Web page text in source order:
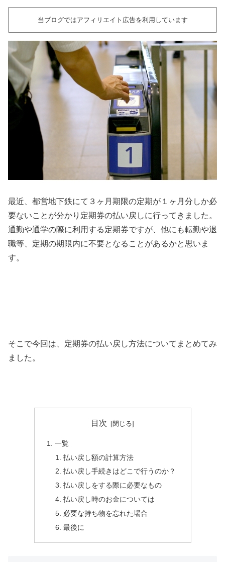
当ブログではアフィリエイト広告を利用しています
最近、都営地下鉄にて３ヶ月期限の定期が１ヶ月分しか必
要ないことが分かり定期券の払い戻しに行ってきました。
通勤や通学の際に利用する定期券ですが、他にも転勤や退
職等、定期の期限内に不要となることがあるかと思いま
す。
そこで今回は、定期券の払い戻し方法についてまとめてみ
ました。
目次
一覧
払い戻し額の計算方法
払い戻し手続きはどこで行うのか？
払い戻しをする際に必要なもの
払い戻し時のお金については
必要な持ち物を忘れた場合
最後に